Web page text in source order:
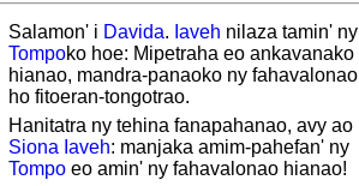
Salamon' i Davida. Iaveh nilaza tamin' ny
Tompoko hoe: Mipetraha eo ankavanako
hianao, mandra-panaoko ny fahavalonao
ho fitoeran-tongotrao.
Hanitatra ny tehina fanapahanao, avy ao
Siona Iaveh: manjaka amim-pahefan' ny
Tompoeo amin' ny fahavalonao hianao!